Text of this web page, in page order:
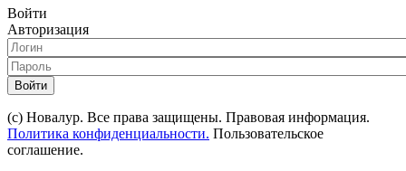
Войти
Авторизация
Войти
(с) Новалур. Все права защищены. Правовая информация.
Политика конфиденциальности. Пользовательское
соглашение.